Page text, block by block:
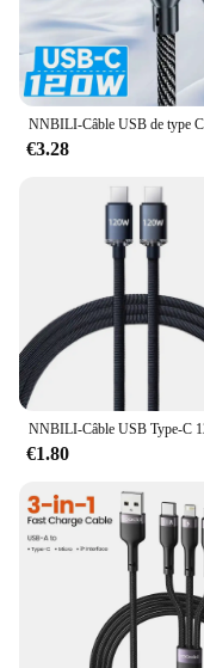
€3.28
€1.80